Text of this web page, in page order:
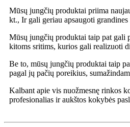
Mūsų jungčių produktai priima
kt., Ir gali geriau apsaugoti
Mūsų jungčių produktai taip pat gali
kitoms sritims, kurios gali realizuoti
Be to, mūsų jungčių produktai taip
pagal jų pačių poreikius,
Kalbant apie vis nuožmesnę rinkos
profesionalias ir aukštos kokybės